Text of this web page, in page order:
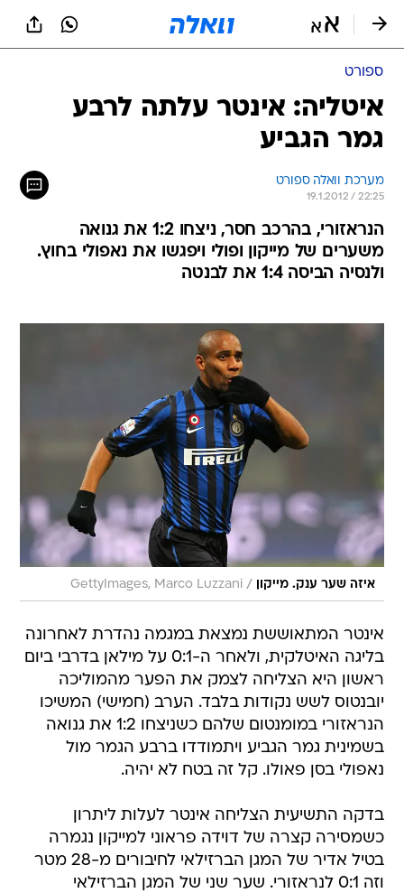
ספורט
איטליה: אינטר עלתה לרבע
גמר הגביע
מערכת וואלה ספורט
19.1.2012 / 22:25
הנראזורי, בהרכב חסר, ניצחו 1:2 את גנואה
משערים של מייקון ופולי ויפגשו את נאפולי בחוץ.
ולנסיה הביסה 1:4 את לבנטה
איזה שער ענק. מייקון /
GettyImages, Marco Luzzani
אינטר המתאוששת נמצאת במגמה נהדרת לאחרונה
בליגה האיטלקית, ולאחר ה-0:1 על מילאן בדרבי ביום
ראשון היא הצליחה לצמק את הפער מהמוליכה
יובנטוס לשש נקודות בלבד. הערב (חמישי) המשיכו
הנראזורי במומנטום שלהם כשניצחו 1:2 את גנואה
בשמינית גמר הגביע ויתמודדו ברבע הגמר מול
נאפולי בסן פאולו. קל זה בטח לא יהיה.
בדקה התשיעית הצליחה אינטר לעלות ליתרון
כשמסירה קצרה של דוידה פראוני למייקון נגמרה
בטיל אדיר של המגן הברזילאי לחיבורים מ-28 מטר
וזה 0:1 לנראזורי. שער שני של המגן הברזילאי